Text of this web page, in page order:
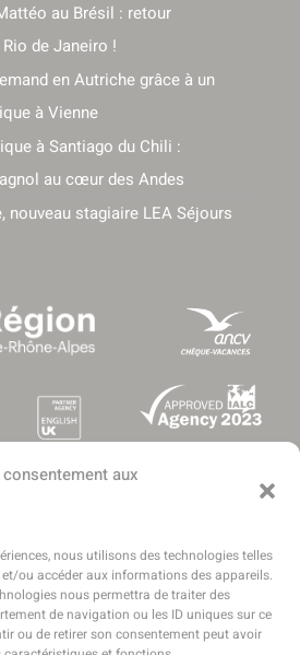
consentement aux
nous utilisons des technologies telles
ou accéder aux informations des appareils.
nous permettra de traiter des
de navigation ou les ID uniques sur ce
ou de retirer son consentement peut avoir
au Brésil : retour
Rio de Janeiro !
en Autriche grâce à un
à Vienne
à Santiago du Chili :
au cœur des Andes
nouveau stagiaire LEA Séjours
- Tous droits réservés - LEA Séjours
déposée de l'entreprise World Success